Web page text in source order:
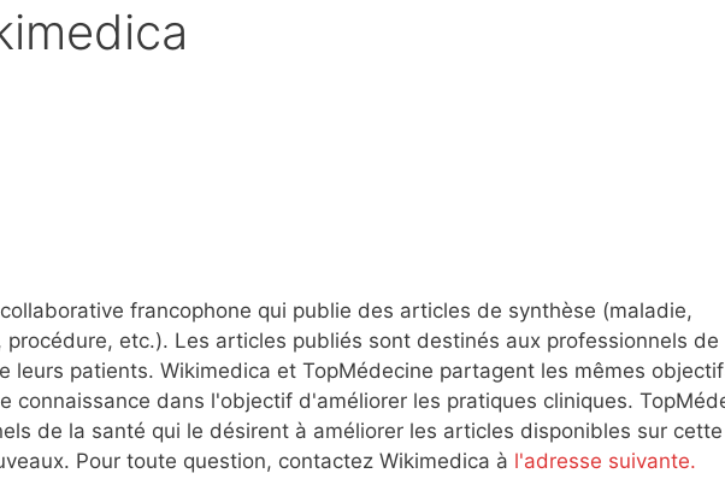
francophone qui publie des articles de synthèse (maladie,
etc.). Les articles publiés sont destinés aux professionnels de
leurs patients. Wikimedica et TopMédecine partagent les mêmes
connaissance dans l'objectif d'améliorer les pratiques cliniques.
de la santé qui le désirent à améliorer les articles disponibles sur cette
Pour toute question, contactez Wikimedica à l'adresse suivante.